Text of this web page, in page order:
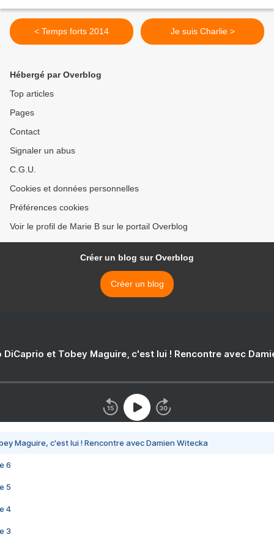
< Temps forts 2014 Je suis Charlie >
Hébergé par Overblog
Top articles
Pages
Contact
Signaler un abus
C.G.U.
Cookies et données personnelles
Préférences cookies
Voir le profil de Marie B sur le portail Overblog
Créer un blog sur Overblog
Créer un blog
DiCaprio et Tobey Maguire, c'est lui ! Rencontre avec
Maguire, c'est lui ! Rencontre avec Damien Witecka
6
5
4
3